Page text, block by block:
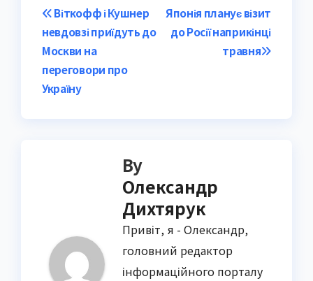
Post
navigation
Японія планує візит
до Росії наприкінці
травня
Віткофф і Кушнер
невдовзі приїдуть до
Москви на
переговори про
Україну
By
Олександр
Дихтярук
Привіт, я - Олександр,
головний редактор
інформаційного порталу